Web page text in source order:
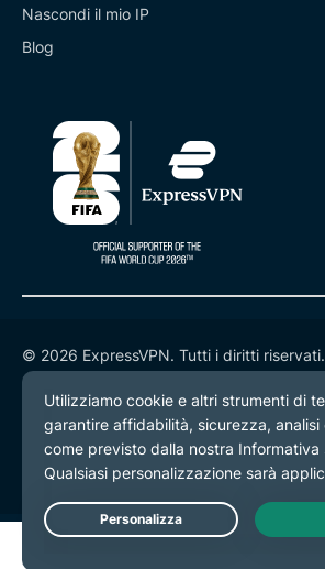
Nascondi il mio IP
Blog
© 2026 ExpressVPN. Tutti i diritti riservati.
Informativa sulla privacy
Termini di servizio
Preferenze cookie